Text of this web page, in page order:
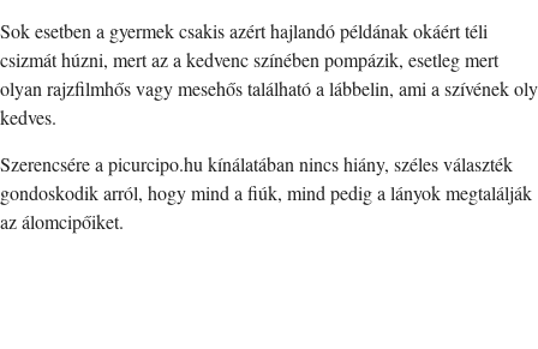
Sok esetben a gyermek csakis azért hajlandó példának okáért téli
csizmát húzni, mert az a kedvenc színében pompázik, esetleg mert
olyan rajzfilmhős vagy mesehős található a lábbelin, ami a szívének oly
kedves.
Szerencsére a picurcipo.hu kínálatában nincs hiány, széles választék
gondoskodik arról, hogy mind a fiúk, mind pedig a lányok megtalálják
az álomcipőiket.